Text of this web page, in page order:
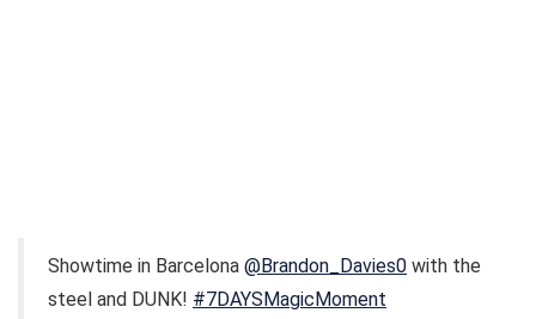
Showtime in Barcelona @Brandon_Davies0 with the
steel and DUNK! #7DAYSMagicMoment